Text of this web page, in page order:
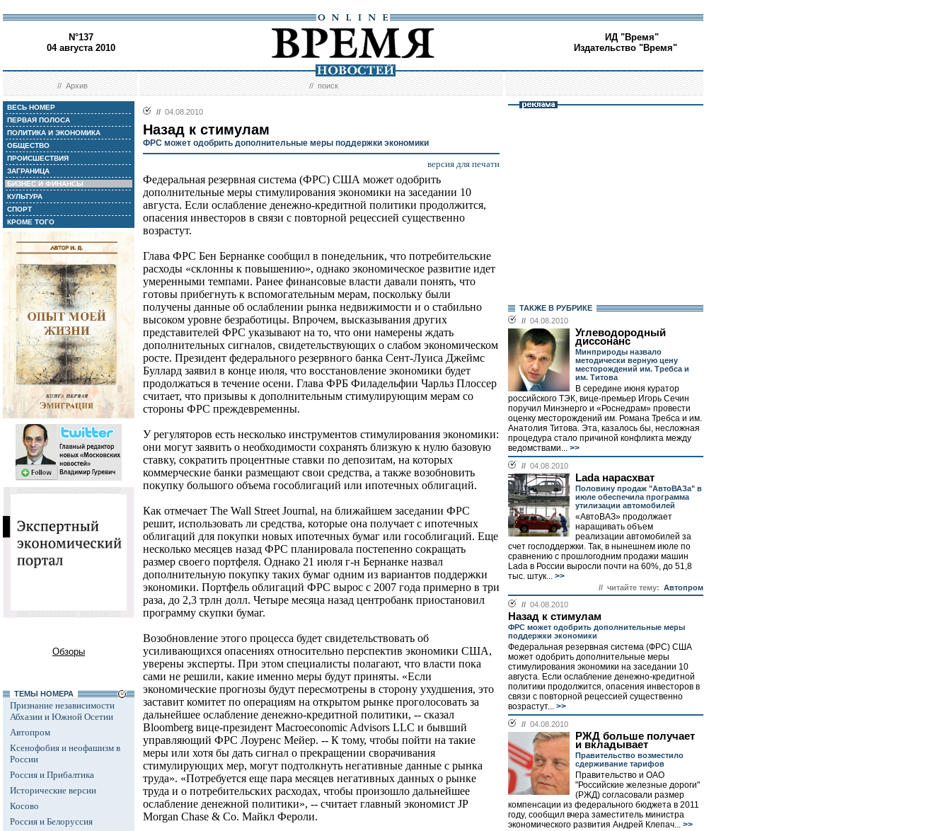
N°137
04 августа 2010
ИД "Время"
Издательство "Время"
//Архив //поиск
ВЕСЬ НОМЕР
ПЕРВАЯ ПОЛОСА
ПОЛИТИКА И ЭКОНОМИКА
ОБЩЕСТВО
ПРОИСШЕСТВИЯ
ЗАГРАНИЦА
БИЗНЕС И ФИНАНСЫ
КУЛЬТУРА
СПОРТ
КРОМЕ ТОГО
Обзоры
ТЕМЫ НОМЕРА
Признание независимости
Абхазии и Южной Осетии
Автопром
Ксенофобия и неофашизм в
России
Россия и Прибалтика
Исторические версии
Косово
Россия и Белоруссия
// 04.08.2010
Назад к стимулам
ФРС может одобрить дополнительные меры поддержки экономики
версия для печати
Федеральная резервная система (ФРС) США может одобрить
дополнительные меры стимулирования экономики на заседании 10
августа. Если ослабление денежно-кредитной политики продолжится,
опасения инвесторов в связи с повторной рецессией существенно
возрастут.
Глава ФРС Бен Бернанке сообщил в понедельник, что потребительские
расходы «склонны к повышению», однако экономическое развитие идет
умеренными темпами. Ранее финансовые власти давали понять, что
готовы прибегнуть к вспомогательным мерам, поскольку были
получены данные об ослаблении рынка недвижимости и о стабильно
высоком уровне безработицы. Впрочем, высказывания других
представителей ФРС указывают на то, что они намерены ждать
дополнительных сигналов, свидетельствующих о слабом экономическом
росте. Президент федерального резервного банка Сент-Луиса Джеймс
Буллард заявил в конце июля, что восстановление экономики будет
продолжаться в течение осени. Глава ФРБ Филадельфии Чарльз Плоссер
считает, что призывы к дополнительным стимулирующим мерам со
стороны ФРС преждевременны.
У регуляторов есть несколько инструментов стимулирования экономики:
они могут заявить о необходимости сохранять близкую к нулю базовую
ставку, сократить процентные ставки по депозитам, на которых
коммерческие банки размещают свои средства, а также возобновить
покупку большого объема гособлигаций или ипотечных облигаций.
Как отмечает The Wall Street Journal, на ближайшем заседании ФРС
решит, использовать ли средства, которые она получает с ипотечных
облигаций для покупки новых ипотечных бумаг или гособлигаций. Еще
несколько месяцев назад ФРС планировала постепенно сокращать
размер своего портфеля. Однако 21 июля г-н Бернанке назвал
дополнительную покупку таких бумаг одним из вариантов поддержки
экономики. Портфель облигаций ФРС вырос с 2007 года примерно в три
раза, до 2,3 трлн долл. Четыре месяца назад центробанк приостановил
программу скупки бумаг.
Возобновление этого процесса будет свидетельствовать об
усиливающихся опасениях относительно перспектив экономики США,
уверены эксперты. При этом специалисты полагают, что власти пока
сами не решили, какие именно меры будут приняты. «Если
экономические прогнозы будут пересмотрены в сторону ухудшения, это
заставит комитет по операциям на открытом рынке проголосовать за
дальнейшее ослабление денежно-кредитной политики, -- сказал
Bloomberg вице-президент Macroeconomic Advisors LLC и бывший
управляющий ФРС Лоуренс Мейер. -- К тому, чтобы пойти на такие
меры или хотя бы дать сигнал о прекращении сворачивания
стимулирующих мер, могут подтолкнуть негативные данные с рынка
труда». «Потребуется еще пара месяцев негативных данных о рынке
труда и о потребительских расходах, чтобы произошло дальнейшее
ослабление денежной политики», -- считает главный экономист JP
Morgan Chase & Co. Майкл Фероли.
ТАКЖЕ В РУБРИКЕ
// 04.08.2010
Углеводородный
диссонанс
Минприроды назвало
методически верную цену
месторождений им. Требса и
им. Титова
В середине июня куратор
российского ТЭК, вице-премьер Игорь Сечин
поручил Минэнерго и «Роснедрам» провести
оценку месторождений им. Романа Требса и им.
Анатолия Титова. Эта, казалось бы, несложная
процедура стало причиной конфликта между
ведомствами... >>
// 04.08.2010
Lada нарасхват
Половину продаж "АвтоВАЗа" в
июле обеспечила программа
утилизации автомобилей
«АвтоВАЗ» продолжает
наращивать объем
реализации автомобилей за
счет господдержки. Так, в нынешнем июле по
сравнению с прошлогодним продажи машин
Lada в России выросли почти на 60%, до 51,8
тыс. штук... >>
// читайте тему: Автопром
// 04.08.2010
Назад к стимулам
ФРС может одобрить дополнительные меры
поддержки экономики
Федеральная резервная система (ФРС) США
может одобрить дополнительные меры
стимулирования экономики на заседании 10
августа. Если ослабление денежно-кредитной
политики продолжится, опасения инвесторов в
связи с повторной рецессией существенно
возрастут... >>
// 04.08.2010
РЖД больше получает
и вкладывает
Правительство возместило
сдерживание тарифов
Правительство и ОАО
"Российские железные дороги"
(РЖД) согласовали размер
компенсации из федерального бюджета в 2011
году, сообщил вчера заместитель министра
экономического развития Андрей Клепач... >>